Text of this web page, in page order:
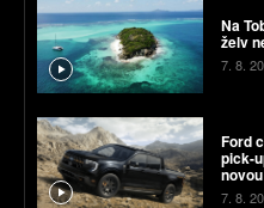
Na
želv
7. 8.
Ford
pick-
7. 8.